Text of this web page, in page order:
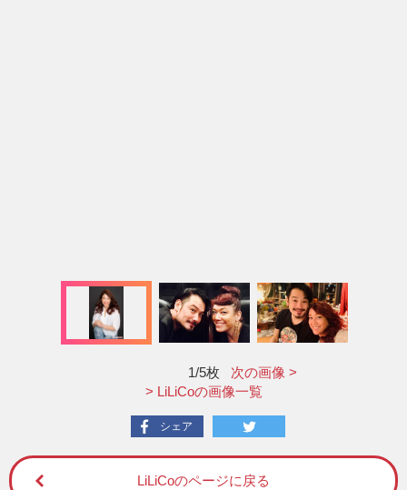
1/5枚
次の画像 >
> LiLiCoの画像一覧
シェア
LiLiCoのページに戻る